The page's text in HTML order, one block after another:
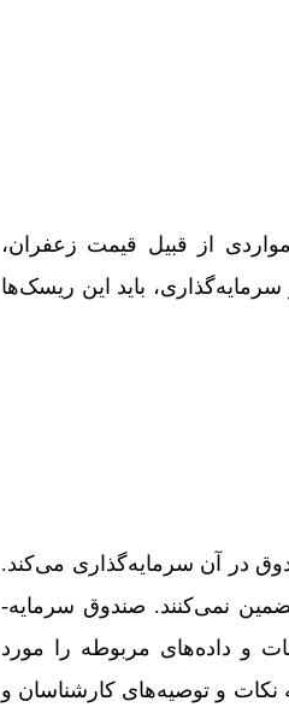
از قبیل قیمت زعفران،
باید این ریسک‌ها
در آن سرمایه‌گذاری می‌کند.
صندوق‌های کالایی به شدت در معرض نوسانات بازار هستند و بازده­ی مشخصی را تضمین نمی­‌کنند. صندوق سرمایه‌­
و داده‌های مربوطه را مورد
و توصیه‌های کارشناسان و